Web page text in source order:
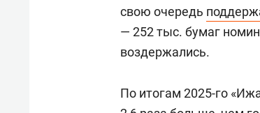
свою очередь
— 252 тыс. бумаг
воздержались.
По итогам 2025-го